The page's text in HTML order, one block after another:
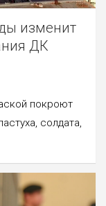
изменит
ДК
покроют
солдата,